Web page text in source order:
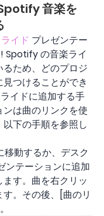
音楽を
イド プレゼンテー
! Spotify の音楽ライ
ため、どのプロジ
つけることができ
イドに追加する手
は曲のリンクを使
下の手順を参照し
動するか、デスク
ンテーションに追加
す。曲を右クリッ
。その後、[曲のリ